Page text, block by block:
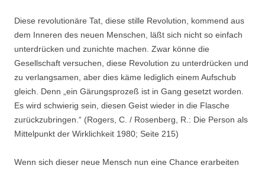
Diese revolutionäre Tat, diese stille Revolution, kommend aus
dem Inneren des neu­en Menschen, läßt sich nicht so einfach
unterdrücken und zunichte machen. Zwar könne die
Gesellschaft versuchen, diese Re­volution zu unterdrücken und
zu verlang­samen, aber dies käme lediglich einem Aufschub
gleich. Denn „ein Gärungsprozeß ist in Gang gesetzt worden.
Es wird schwierig sein, diesen Geist wieder in die Fla­sche
zurückzu­bringen.“ (Rogers, C. / Rosenberg, R.: Die Person als
Mittelpunkt der Wirklichkeit 1980; Seite 215)
Wenn sich dieser neue Mensch nun eine Chance erarbeiten